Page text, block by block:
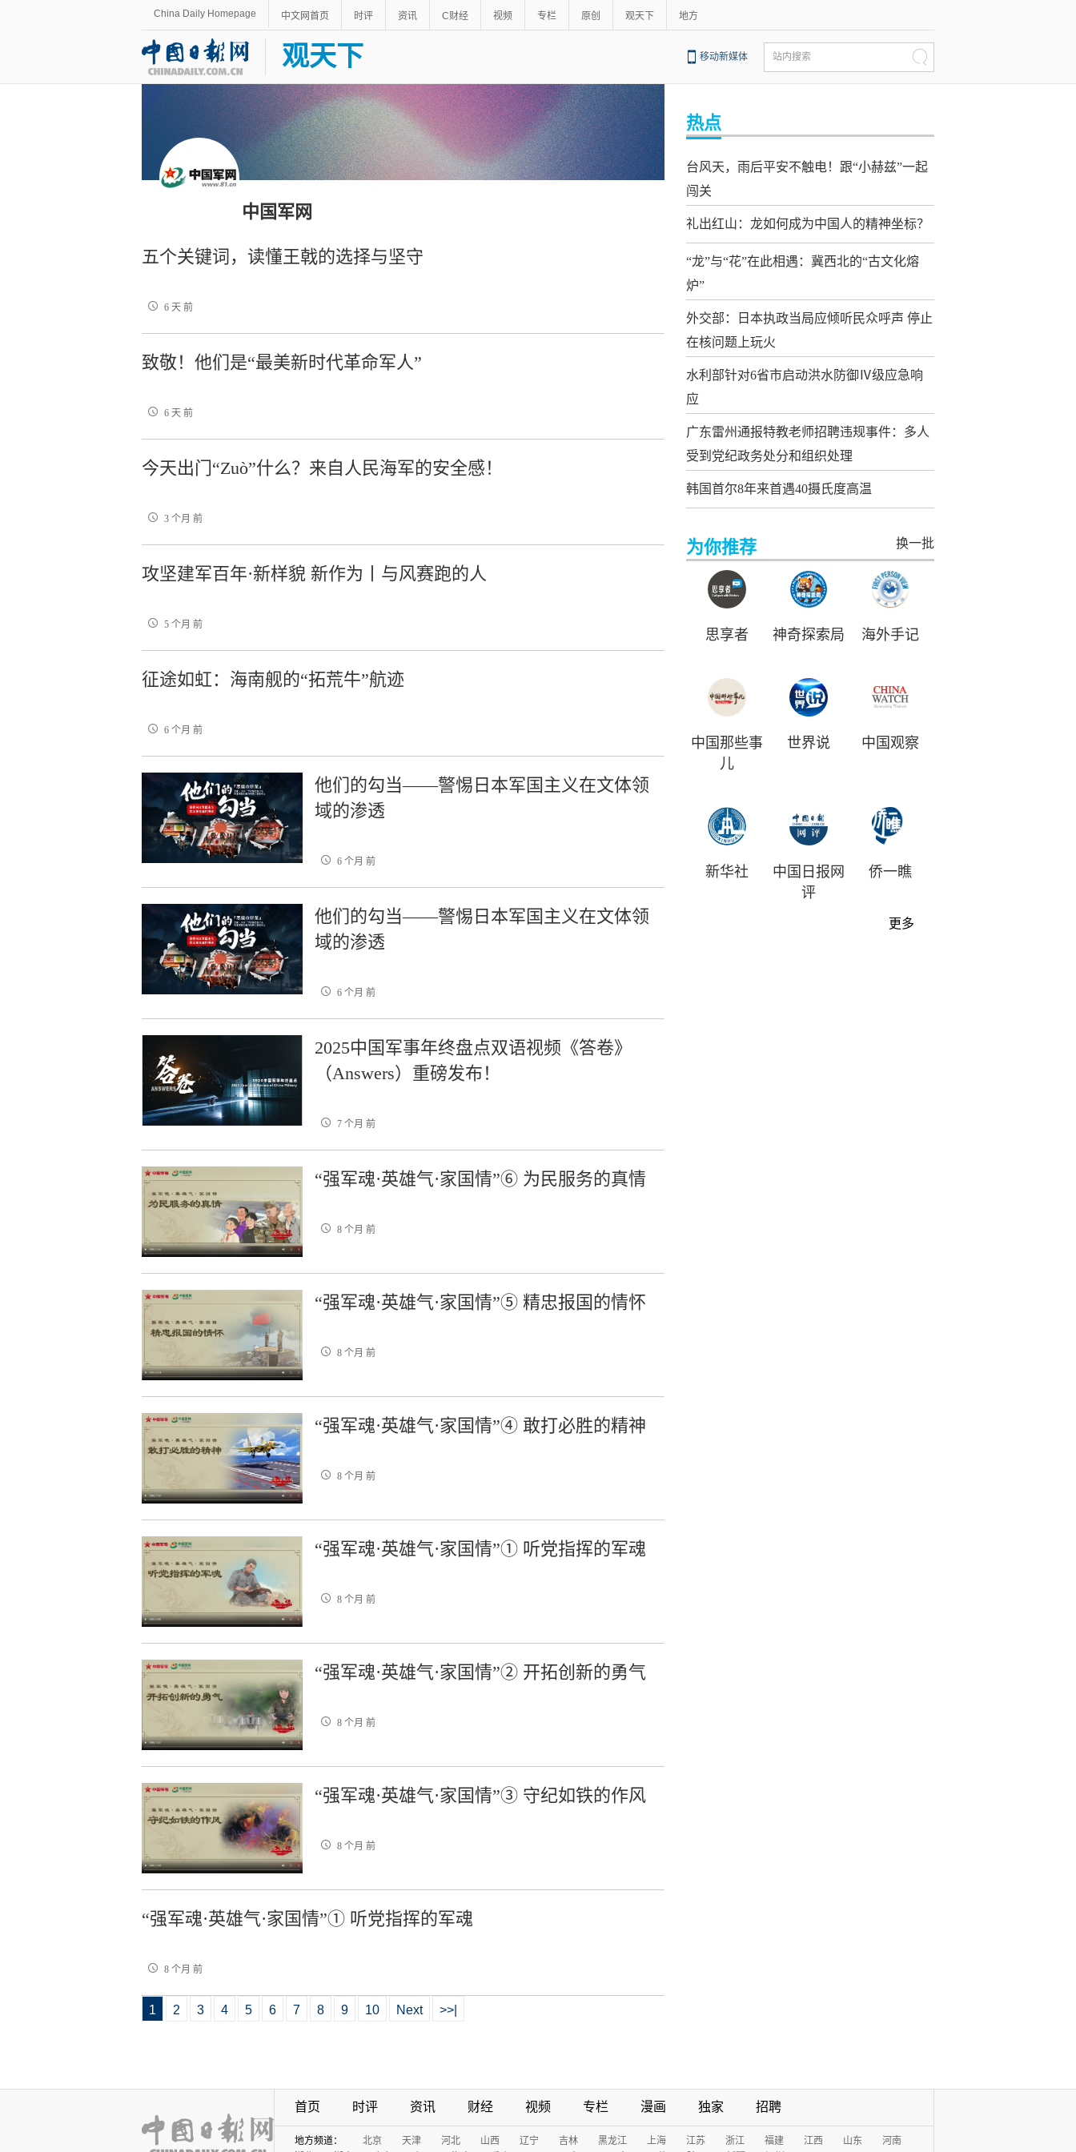
China Daily Homepage 中文网首页 时评 资讯 C财经 视频 专栏 原创 观天下 地方
观天下 移动新媒体 站内搜索
中国军网
五个关键词，读懂王戟的选择与坚守
6 天 前
致敬！他们是“最美新时代革命军人”
6 天 前
今天出门“Zuò”什么？来自人民海军的安全感！
3 个月 前
攻坚建军百年·新样貌 新作为丨与风赛跑的人
5 个月 前
征途如虹：海南舰的“拓荒牛”航迹
6 个月 前
他们的勾当——警惕日本军国主义在文体领
域的渗透
6 个月 前
他们的勾当——警惕日本军国主义在文体领
域的渗透
6 个月 前
2025中国军事年终盘点双语视频《答卷》
（Answers）重磅发布！
7 个月 前
“强军魂·英雄气·家国情”⑥ 为民服务的真情
8 个月 前
“强军魂·英雄气·家国情”⑤ 精忠报国的情怀
8 个月 前
“强军魂·英雄气·家国情”④ 敢打必胜的精神
8 个月 前
“强军魂·英雄气·家国情”① 听党指挥的军魂
8 个月 前
“强军魂·英雄气·家国情”② 开拓创新的勇气
8 个月 前
“强军魂·英雄气·家国情”③ 守纪如铁的作风
8 个月 前
“强军魂·英雄气·家国情”① 听党指挥的军魂
8 个月 前
1 2 3 4 5 6 7 8 9 10 Next >>|
热点
台风天，雨后平安不触电！跟“小赫兹”一起
闯关
礼出红山：龙如何成为中国人的精神坐标？
“龙”与“花”在此相遇：冀西北的“古文化熔
炉”
外交部：日本执政当局应倾听民众呼声 停止
在核问题上玩火
水利部针对6省市启动洪水防御Ⅳ级应急响
应
广东雷州通报特教老师招聘违规事件：多人
受到党纪政务处分和组织处理
韩国首尔8年来首遇40摄氏度高温
为你推荐 换一批
思享者 神奇探索局 海外手记
中国那些事
儿
世界说 中国观察
新华社
中国日报网
评
侨一瞧
更多
首页 时评 资讯 财经 视频 专栏 漫画 独家 招聘
地方频道： 北京 天津 河北 山西 辽宁 吉林 黑龙江 上海 江苏 浙江 福建 江西 山东
河南